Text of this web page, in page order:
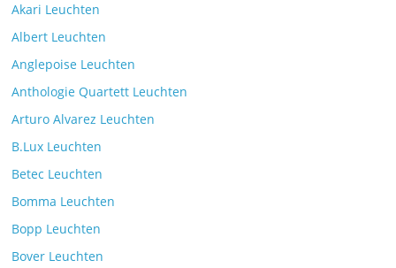
7. Juli 2025
Herstellers Brokis
26. Juli 2025
Akari Leuchten
Albert Leuchten
Anglepoise Leuchten
Anthologie Quartett Leuchten
Arturo Alvarez Leuchten
B.Lux Leuchten
Betec Leuchten
Bomma Leuchten
Bopp Leuchten
Bover Leuchten